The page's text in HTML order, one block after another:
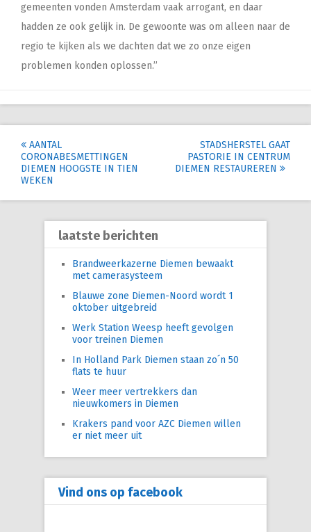
gemeenten vonden Amsterdam vaak arrogant, en daar
hadden ze ook gelijk in. De gewoonte was om alleen naar de
regio te kijken als we dachten dat we zo onze eigen
problemen konden oplossen.’’
Post
navigation
AANTAL
CORONABESMETTINGEN
DIEMEN HOOGSTE IN TIEN
WEKEN
STADSHERSTEL GAAT
PASTORIE IN CENTRUM
DIEMEN RESTAUREREN
laatste berichten
Brandweerkazerne Diemen bewaakt
met camerasysteem
Blauwe zone Diemen-Noord wordt 1
oktober uitgebreid
Werk Station Weesp heeft gevolgen
voor treinen Diemen
In Holland Park Diemen staan zo´n 50
flats te huur
Weer meer vertrekkers dan
nieuwkomers in Diemen
Krakers pand voor AZC Diemen willen
er niet meer uit
Vind ons op facebook